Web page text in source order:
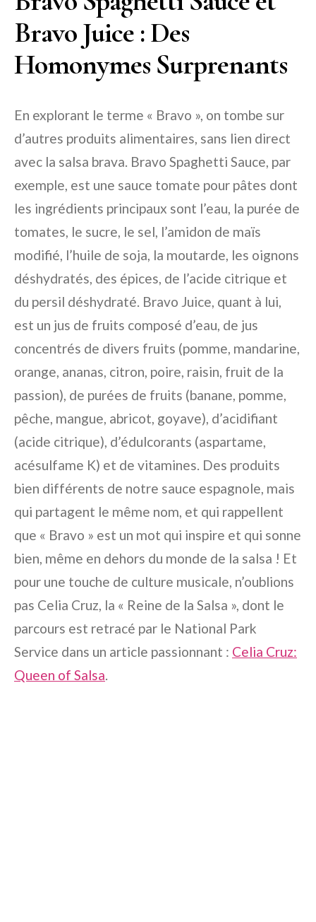
Bravo Juice : Des
Homonymes Surprenants
En explorant le terme « Bravo », on tombe sur
d’autres produits alimentaires, sans lien direct
avec la salsa brava. Bravo Spaghetti Sauce, par
exemple, est une sauce tomate pour pâtes dont
les ingrédients principaux sont l’eau, la purée de
tomates, le sucre, le sel, l’amidon de maïs
modifié, l’huile de soja, la moutarde, les oignons
déshydratés, des épices, de l’acide citrique et
du persil déshydraté. Bravo Juice, quant à lui,
est un jus de fruits composé d’eau, de jus
concentrés de divers fruits (pomme, mandarine,
orange, ananas, citron, poire, raisin, fruit de la
passion), de purées de fruits (banane, pomme,
pêche, mangue, abricot, goyave), d’acidifiant
(acide citrique), d’édulcorants (aspartame,
acésulfame K) et de vitamines. Des produits
bien différents de notre sauce espagnole, mais
qui partagent le même nom, et qui rappellent
que « Bravo » est un mot qui inspire et qui sonne
bien, même en dehors du monde de la salsa ! Et
pour une touche de culture musicale, n’oublions
pas Celia Cruz, la « Reine de la Salsa », dont le
parcours est retracé par le National Park
Service dans un article passionnant : Celia Cruz:
Queen of Salsa.